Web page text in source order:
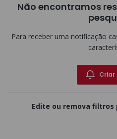
Não encontramos
Para receber uma notificação
Criar
Edite ou remova filtros